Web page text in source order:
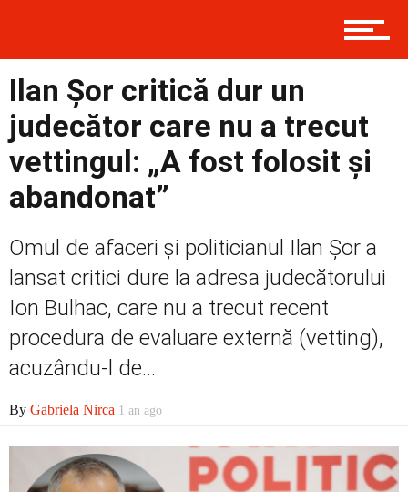
Prima
Politică
Externe
Contact
Ilan Șor critică dur un
judecător care nu a trecut
vettingul: „A fost folosit și
abandonat”
Omul de afaceri și politicianul Ilan Șor a
lansat critici dure la adresa judecătorului
Ion Bulhac, care nu a trecut recent
procedura de evaluare externă (vetting),
acuzându-l de...
By Gabriela Nirca 1 an ago